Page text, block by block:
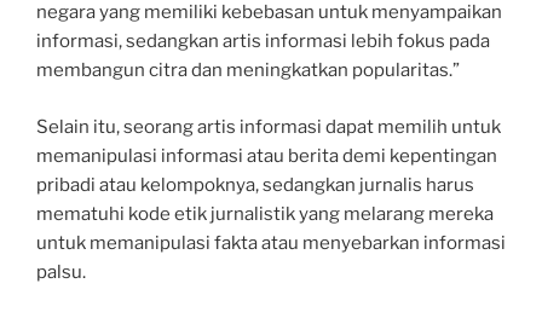
negara yang memiliki kebebasan untuk menyampaikan
informasi, sedangkan artis informasi lebih fokus pada
membangun citra dan meningkatkan popularitas.”
Selain itu, seorang artis informasi dapat memilih untuk
memanipulasi informasi atau berita demi kepentingan
pribadi atau kelompoknya, sedangkan jurnalis harus
mematuhi kode etik jurnalistik yang melarang mereka
untuk memanipulasi fakta atau menyebarkan informasi
palsu.